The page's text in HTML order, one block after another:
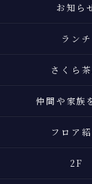
お知ら
ランチ
さくら
仲間や家族
フロア
2F